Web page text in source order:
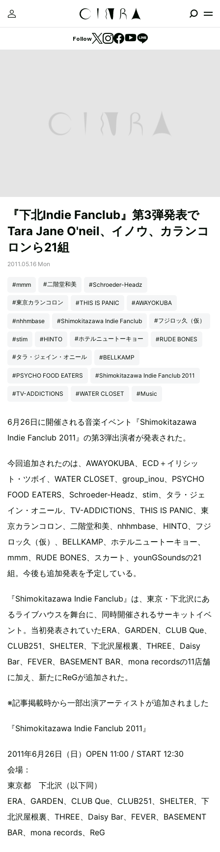
Follow
『下北Indie Fanclub』第3弾発表で
Tara Jane O'neil、イノウ、カランコ
ロンら21組
2011.05.16 Mon
#mmm #二階堂和美 #Schroeder-Headz
#東京カランコロン #THIS IS PANIC #AWAYOKUBA
#nhhmbase #Shimokitazawa Indie Fanclub #フジロッ久（仮）
#stim #HINTO #ホテルニュートーキョー #RUDE BONES
#タラ・ジェイン・オニール #BELLKAMP
#PSYCHO FOOD EATERS #Shimokitazawa Indie Fanclub 2011
#TV-ADDICTIONS #WATER CLOSET #Music
6月26日に開催される音楽イベント『Shimokitazawa
Indie Fanclub 2011』の第3弾出演者が発表された。
今回追加されたのは、AWAYOKUBA、ECD＋イリシッ
ト・ツボイ、WATER CLOSET、group_inou、PSYCHO
FOOD EATERS、Schroeder-Headz、stim、タラ・ジェ
イン・オニール、TV-ADDICTIONS、THIS IS PANIC、東
京カランコロン、二階堂和美、nhhmbase、HINTO、フジ
ロッ久（仮）、BELLKAMP、ホテルニュートーキョー、
mmm、RUDE BONES、スカート、younGSoundsの21
組。今後も追加発表を予定している。
『Shimokitazawa Indie Fanclub』は、東京・下北沢にあ
るライブハウスを舞台に、同時開催されるサーキットイベ
ント。当初発表されていたERA、GARDEN、CLUB Que、
CLUB251、SHELTER、下北沢屋根裏、THREE、Daisy
Bar、FEVER、BASEMENT BAR、mona recordsの11店舗
に加え、新たにReGが追加された。
※記事掲載時から一部出演アーティストが追加されました
『Shimokitazawa Indie Fanclub 2011』
2011年6月26日（日）OPEN 11:00 / START 12:30
会場：
東京都 下北沢（以下同）
ERA、GARDEN、CLUB Que、CLUB251、SHELTER、下
北沢屋根裏、THREE、Daisy Bar、FEVER、BASEMENT
BAR、mona records、ReG